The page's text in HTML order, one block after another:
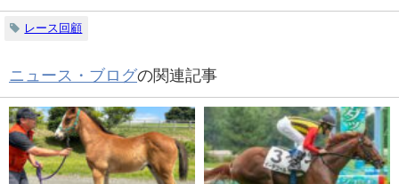
レース回顧
ニュース・ブログの関連記事